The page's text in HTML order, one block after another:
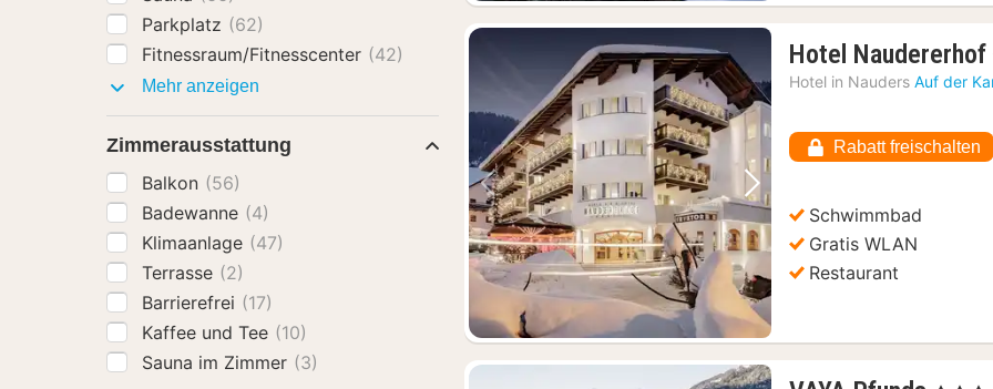
Vorheriges Bild Nächstes Bild
Hotel Naudererhof
€
Hotel in Nauders Auf der
Rabatt freischalten
Schwimmbad
Gratis WLAN
Restaurant
Parkplatz (62)
Fitnessraum/Fitnesscenter (42)
Mehr anzeigen
Zimmerausstattung
Balkon (56)
Badewanne (4)
Klimaanlage (47)
Terrasse (2)
Barrierefrei (17)
Kaffee und Tee (10)
Sauna im Zimmer (3)